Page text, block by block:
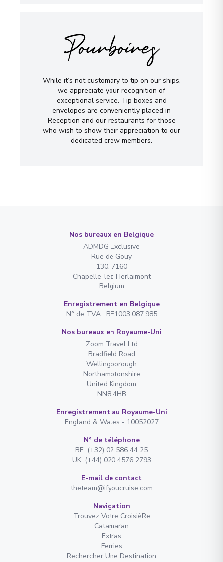
Pourboires
While it’s not customary to tip on our ships,
we appreciate your recognition of
exceptional service. Tip boxes and
envelopes are conveniently placed in
Reception and our restaurants for those
who wish to show their appreciation to our
dedicated crew members.
Nos bureaux en Belgique
ADMDG Exclusive
Rue de Gouy
130. 7160
Chapelle-lez-Herlaimont
Belgium
Enregistrement en Belgique
N° de TVA : BE1003.087.985
Nos bureaux en Royaume-Uni
Zoom Travel Ltd
Bradfield Road
Wellingborough
Northamptonshire
United Kingdom
NN8 4HB
Enregistrement au Royaume-Uni
England & Wales - 10052027
N° de téléphone
BE: (+32) 02 586 44 25
UK: (+44) 020 4576 2793
E-mail de contact
theteam@ifyoucruise.com
Navigation
Trouvez Votre CroisièRe
Catamaran
Extras
Ferries
Rechercher Une Destination